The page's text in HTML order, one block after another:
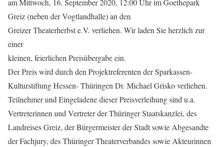
am Mittwoch, 16. September 2020, 12:00 Uhr im Goethepark
Greiz (neben der Vogtlandhalle) an den
Greizer Theaterherbst e.V. verliehen. Wir laden Sie herzlich zur
einer
kleinen, feierlichen Preisübergabe ein.
Der Preis wird durch den Projektreferenten der Sparkassen-
Kulturstiftung Hessen- Thüringen Dr. Michael Grisko verliehen.
Teilnehmer und Eingeladene dieser Preisverleihung sind u.a.
Vertreterinnen und Vertreter der Thüringer Staatskanzlei, des
Landreises Greiz, der Bürgermeister der Stadt sowie Abgesandte
der Fachjury, des Thüringer Theaterverbandes sowie Akteurinnen